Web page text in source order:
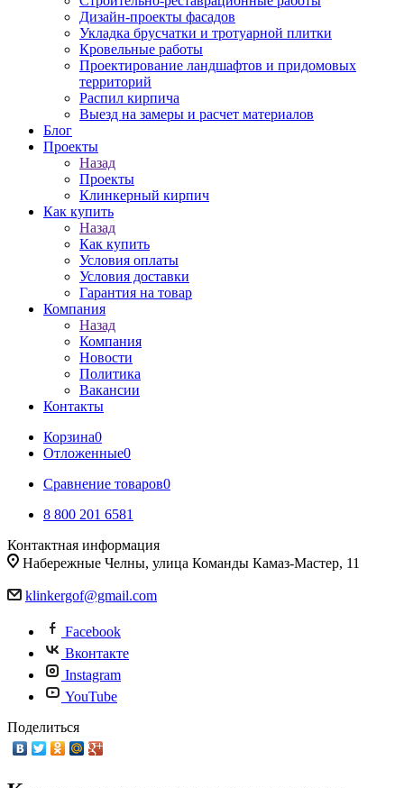
Дизайн-проекты фасадов
Укладка брусчатки и тротуарной плитки
Кровельные работы
Проектирование ландшафтов и придомовых
территорий
Распил кирпича
Выезд на замеры и расчет материалов
Блог
Проекты
Назад
Проекты
Клинкерный кирпич
Как купить
Назад
Как купить
Условия оплаты
Условия доставки
Гарантия на товар
Компания
Назад
Компания
Новости
Политика
Вакансии
Контакты
Корзина0
Отложенные0
Сравнение товаров0
8 800 201 6581
Контактная информация
Набережные Челны, улица Команды Камаз-Мастер, 11
klinkergof@gmail.com
Facebook
Вконтакте
Instagram
YouTube
Поделиться